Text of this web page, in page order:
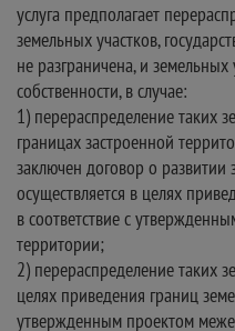
услуга предполагает
земельных участков,
не разграничена, и
собственности, в случае:
1) перераспределение таких
границах застроенной
заключен договор о развитии
осуществляется в целях
в соответствие с
территории;
2) перераспределение таких
целях приведения границ
утвержденным проектом